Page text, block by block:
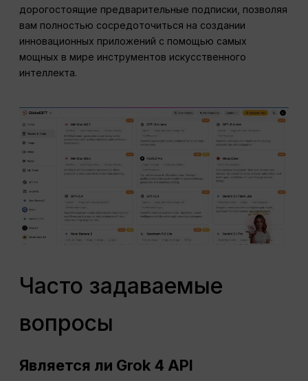
дорогостоящие предварительные подписки, позволяя
вам полностью сосредоточиться на создании
инновационных приложений с помощью самых
мощных в мире инструментов искусственного
интеллекта.
Часто задаваемые
вопросы
Является ли Grok 4 API